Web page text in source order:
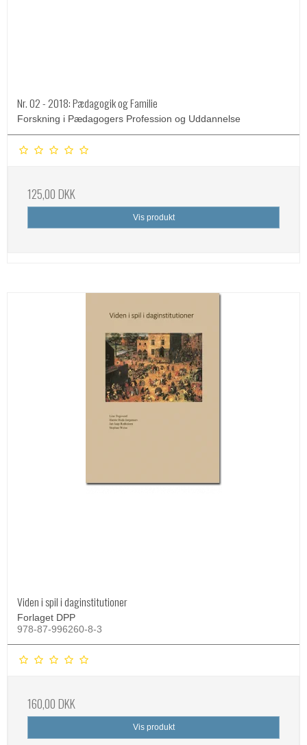
Nr. 02 - 2018: Pædagogik og Familie
Forskning i Pædagogers Profession og Uddannelse
125,00 DKK
Vis produkt
Viden i spil i daginstitutioner
Forlaget DPP
978-87-996260-8-3
160,00 DKK
Vis produkt